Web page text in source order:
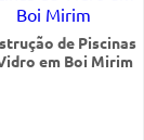
de Piscinas
em Boi Mirim